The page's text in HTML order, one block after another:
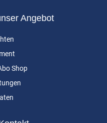
Angebot
Shop